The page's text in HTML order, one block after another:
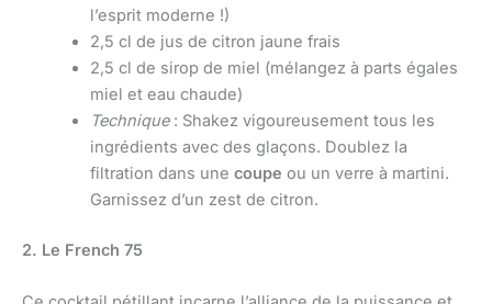
l’esprit moderne !)
2,5 cl de jus de citron jaune frais
2,5 cl de sirop de miel (mélangez à parts égales
miel et eau chaude)
Technique: Shakez vigoureusement tous les
ingrédients avec des glaçons. Doublez la
filtration dans une coupe ou un verre à martini.
Garnissez d’un zest de citron.
2. Le French 75